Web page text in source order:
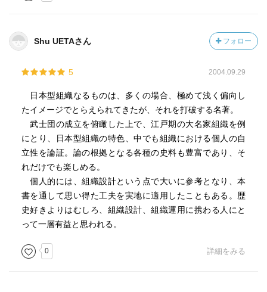
Shu UETAさん フォロー
5 2004.09.29
日本型組織なるものは、多くの場合、極めて浅く偏向し
たイメージでとらえられてきたが、それを打破する名著。
武士団の成立を俯瞰した上で、江戸期の大名家組織を例
にとり、日本型組織の特色、中でも組織における個人の自
立性を論証。論の根拠となる各種の史料も豊富であり、そ
れだけでも楽しめる。
個人的には、組織設計という点で大いに参考となり、本
書を通して思い得た工夫を実地に適用したこともある。歴
史好きよりはむしろ、組織設計、組織運用に携わる人にと
って一層有益と思われる。
0 詳細をみる